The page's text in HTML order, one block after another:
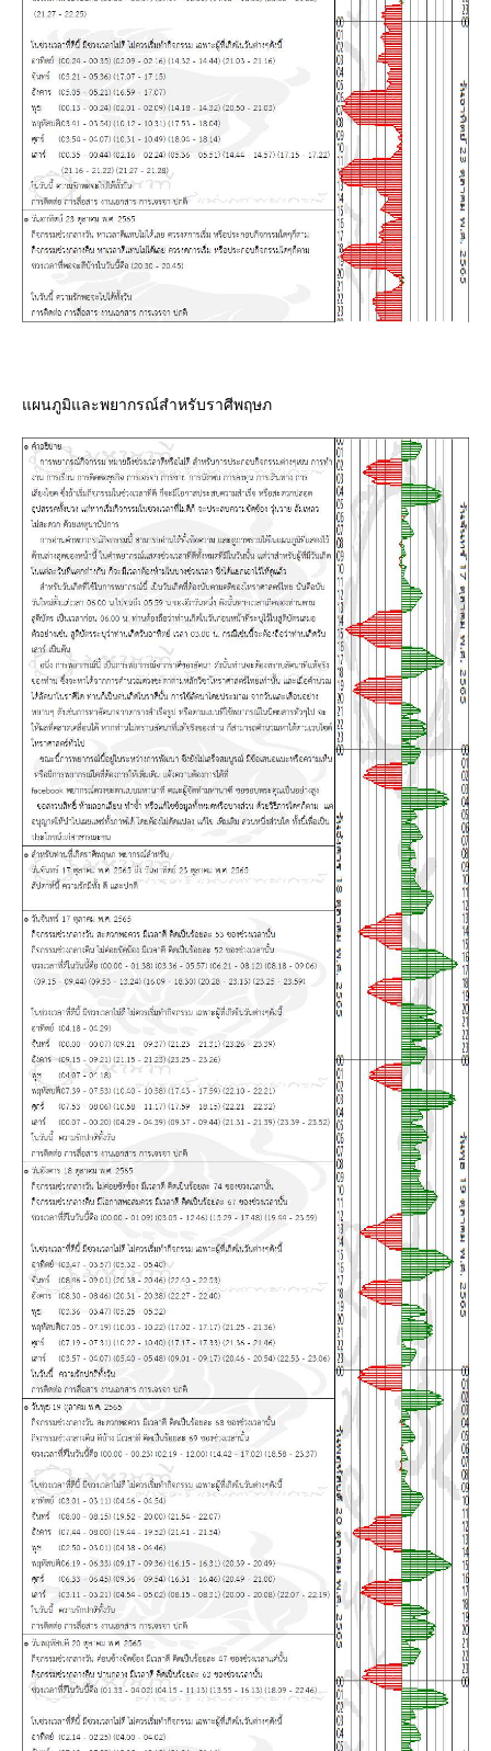
ผนภูมิและพยากรณ์สำหรับราศีพฤษภ